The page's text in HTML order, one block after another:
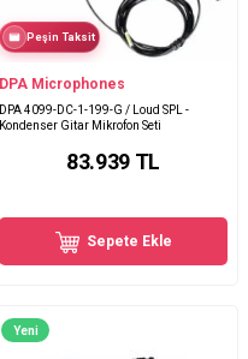
Peşin Taksit
DPA Microphones
DPA 4099-DC-1-199-G / Loud SPL -
Kondenser Gitar Mikrofon Seti
83.939TL
Sepete Ekle
Yeni